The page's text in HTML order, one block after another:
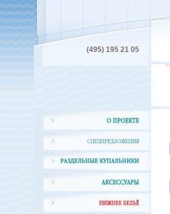
(495) 195 21 05